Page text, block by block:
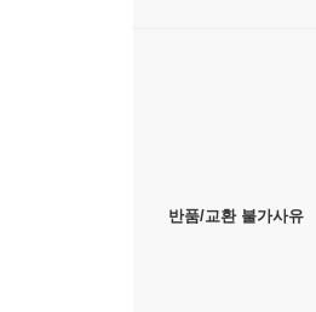
반품/교환 불가사유